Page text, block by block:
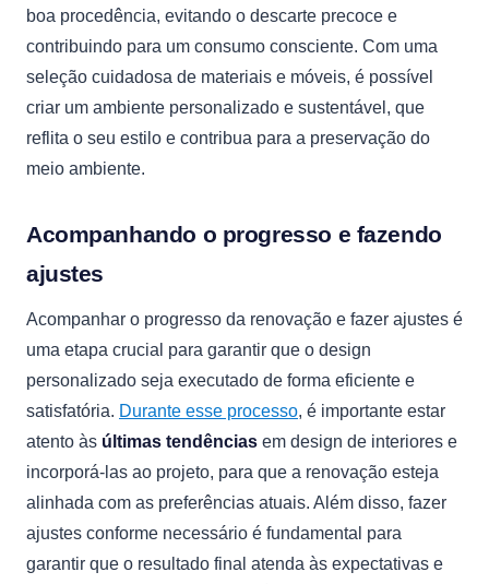
boa procedência, evitando o descarte precoce e
contribuindo para um consumo consciente. Com uma
seleção cuidadosa de materiais e móveis, é possível
criar um ambiente personalizado e sustentável, que
reflita o seu estilo e contribua para a preservação do
meio ambiente.
Acompanhando o progresso e fazendo
ajustes
Acompanhar o progresso da renovação e fazer ajustes é
uma etapa crucial para garantir que o design
personalizado seja executado de forma eficiente e
satisfatória. Durante esse processo, é importante estar
atento às últimas tendências em design de interiores e
incorporá-las ao projeto, para que a renovação esteja
alinhada com as preferências atuais. Além disso, fazer
ajustes conforme necessário é fundamental para
garantir que o resultado final atenda às expectativas e